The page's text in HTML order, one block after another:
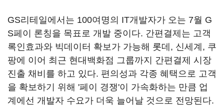
GS리테일에서는 100여명의 IT개발자가 오는 7월 G
S페이 론칭을 목표로 개발 중이다. 간편결제는 고객
록인효과와 빅데이터 확보가 가능해 롯데, 신세계, 쿠
팡에 이어 최근 현대백화점 그룹까지 간편결제 시장
진출 채비를 하고 있다. 편의성과 각종 혜택으로 고객
을 확보하기 위해 '페이 경쟁'이 가속화하는 만큼 업
계에선 개발자 수요가 더욱 늘어날 것으로 전망된다.